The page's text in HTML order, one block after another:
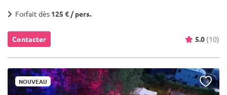
Forfait dès 125 € / pers.
Contacter 5.0 (10)
NOUVEAU